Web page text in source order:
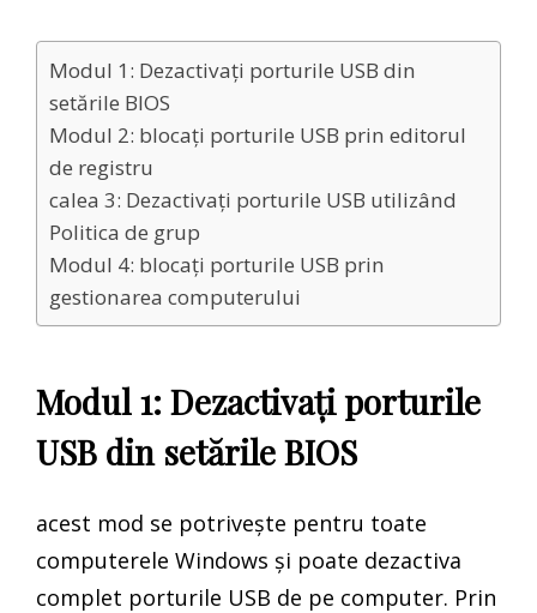
Modul 1: Dezactivați porturile USB din
setările BIOS
Modul 2: blocați porturile USB prin editorul
de registru
calea 3: Dezactivați porturile USB utilizând
Politica de grup
Modul 4: blocați porturile USB prin
gestionarea computerului
Modul 1: Dezactivați porturile
USB din setările BIOS
acest mod se potrivește pentru toate
computerele Windows și poate dezactiva
complet porturile USB de pe computer. Prin